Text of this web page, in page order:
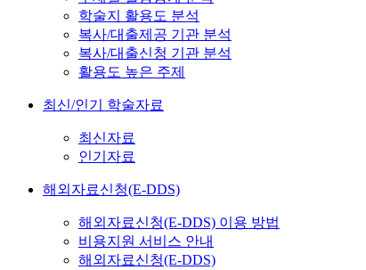
학술지 활용도 분석
복사/대출제공 기관 분석
복사/대출신청 기관 분석
활용도 높은 주제
최신/인기 학술자료
최신자료
인기자료
해외자료신청(E-DDS)
해외자료신청(E-DDS) 이용 방법
비용지원 서비스 안내
해외자료신청(E-DDS)